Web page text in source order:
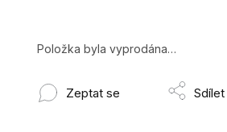
Položka byla vyprodána…
Zeptat se Sdílet